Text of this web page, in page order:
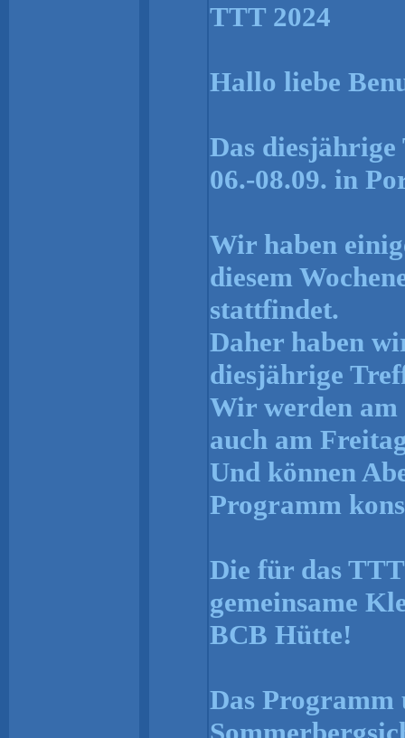
TTT 2024
Hallo liebe
Das
06.-08.09. in
Wir haben
diesem
stattfindet.
Daher haben
diesjährige
Wir werden am
auch am
Und können
Programm
Die für das
gemeinsame
BCB Hütte!
Das Programm